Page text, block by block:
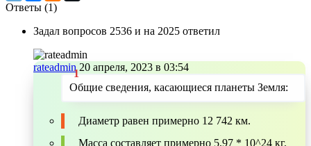
Ответы (1)
Задал вопросов 2536 и на 2025 ответил
rateadmin 20 апреля, 2023 в 03:54
Общие сведения, касающиеся планеты Земля:
Диаметр равен примерно 12 742 км.
Масса составляет примерно 5,97 * 10^24 кг.